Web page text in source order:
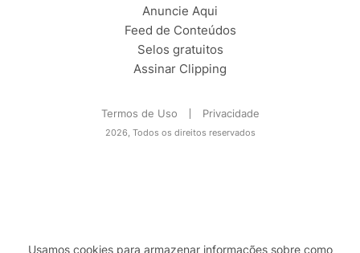
Anuncie Aqui
Feed de Conteúdos
Selos gratuitos
Assinar Clipping
Termos de Uso Privacidade
2026, Todos os direitos reservados
Usamos cookies para armazenar informações sobre como